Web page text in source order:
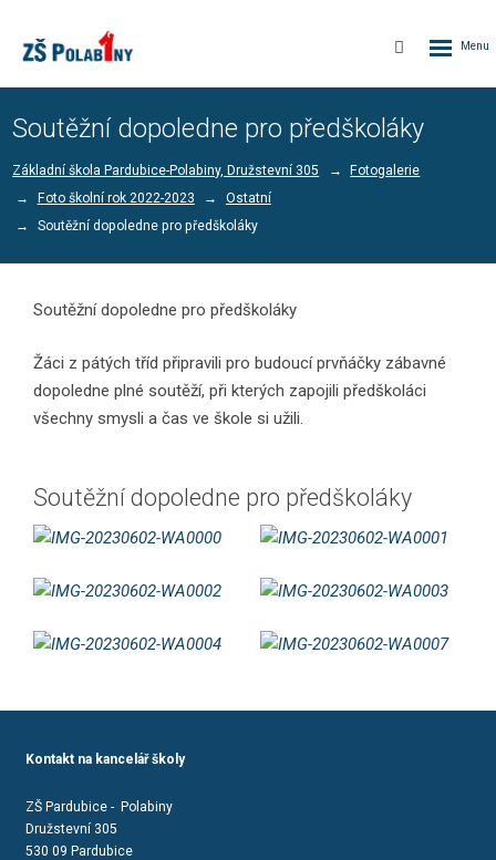
Vyhledávání
Soutěžní dopoledne pro předškoláky
Základní škola Pardubice-Polabiny, Družstevní 305
Fotogalerie
Foto školní rok 2022-2023
Ostatní
Soutěžní dopoledne pro předškoláky
Soutěžní dopoledne pro předškoláky
Žáci z pátých tříd připravili pro budoucí prvňáčky zábavné
dopoledne plné soutěží, při kterých zapojili předškoláci
všechny smysli a čas ve škole si užili.
Soutěžní dopoledne pro předškoláky
Kontakt na kancelář školy
ZŠ Pardubice - Polabiny
Družstevní 305
530 09 Pardubice